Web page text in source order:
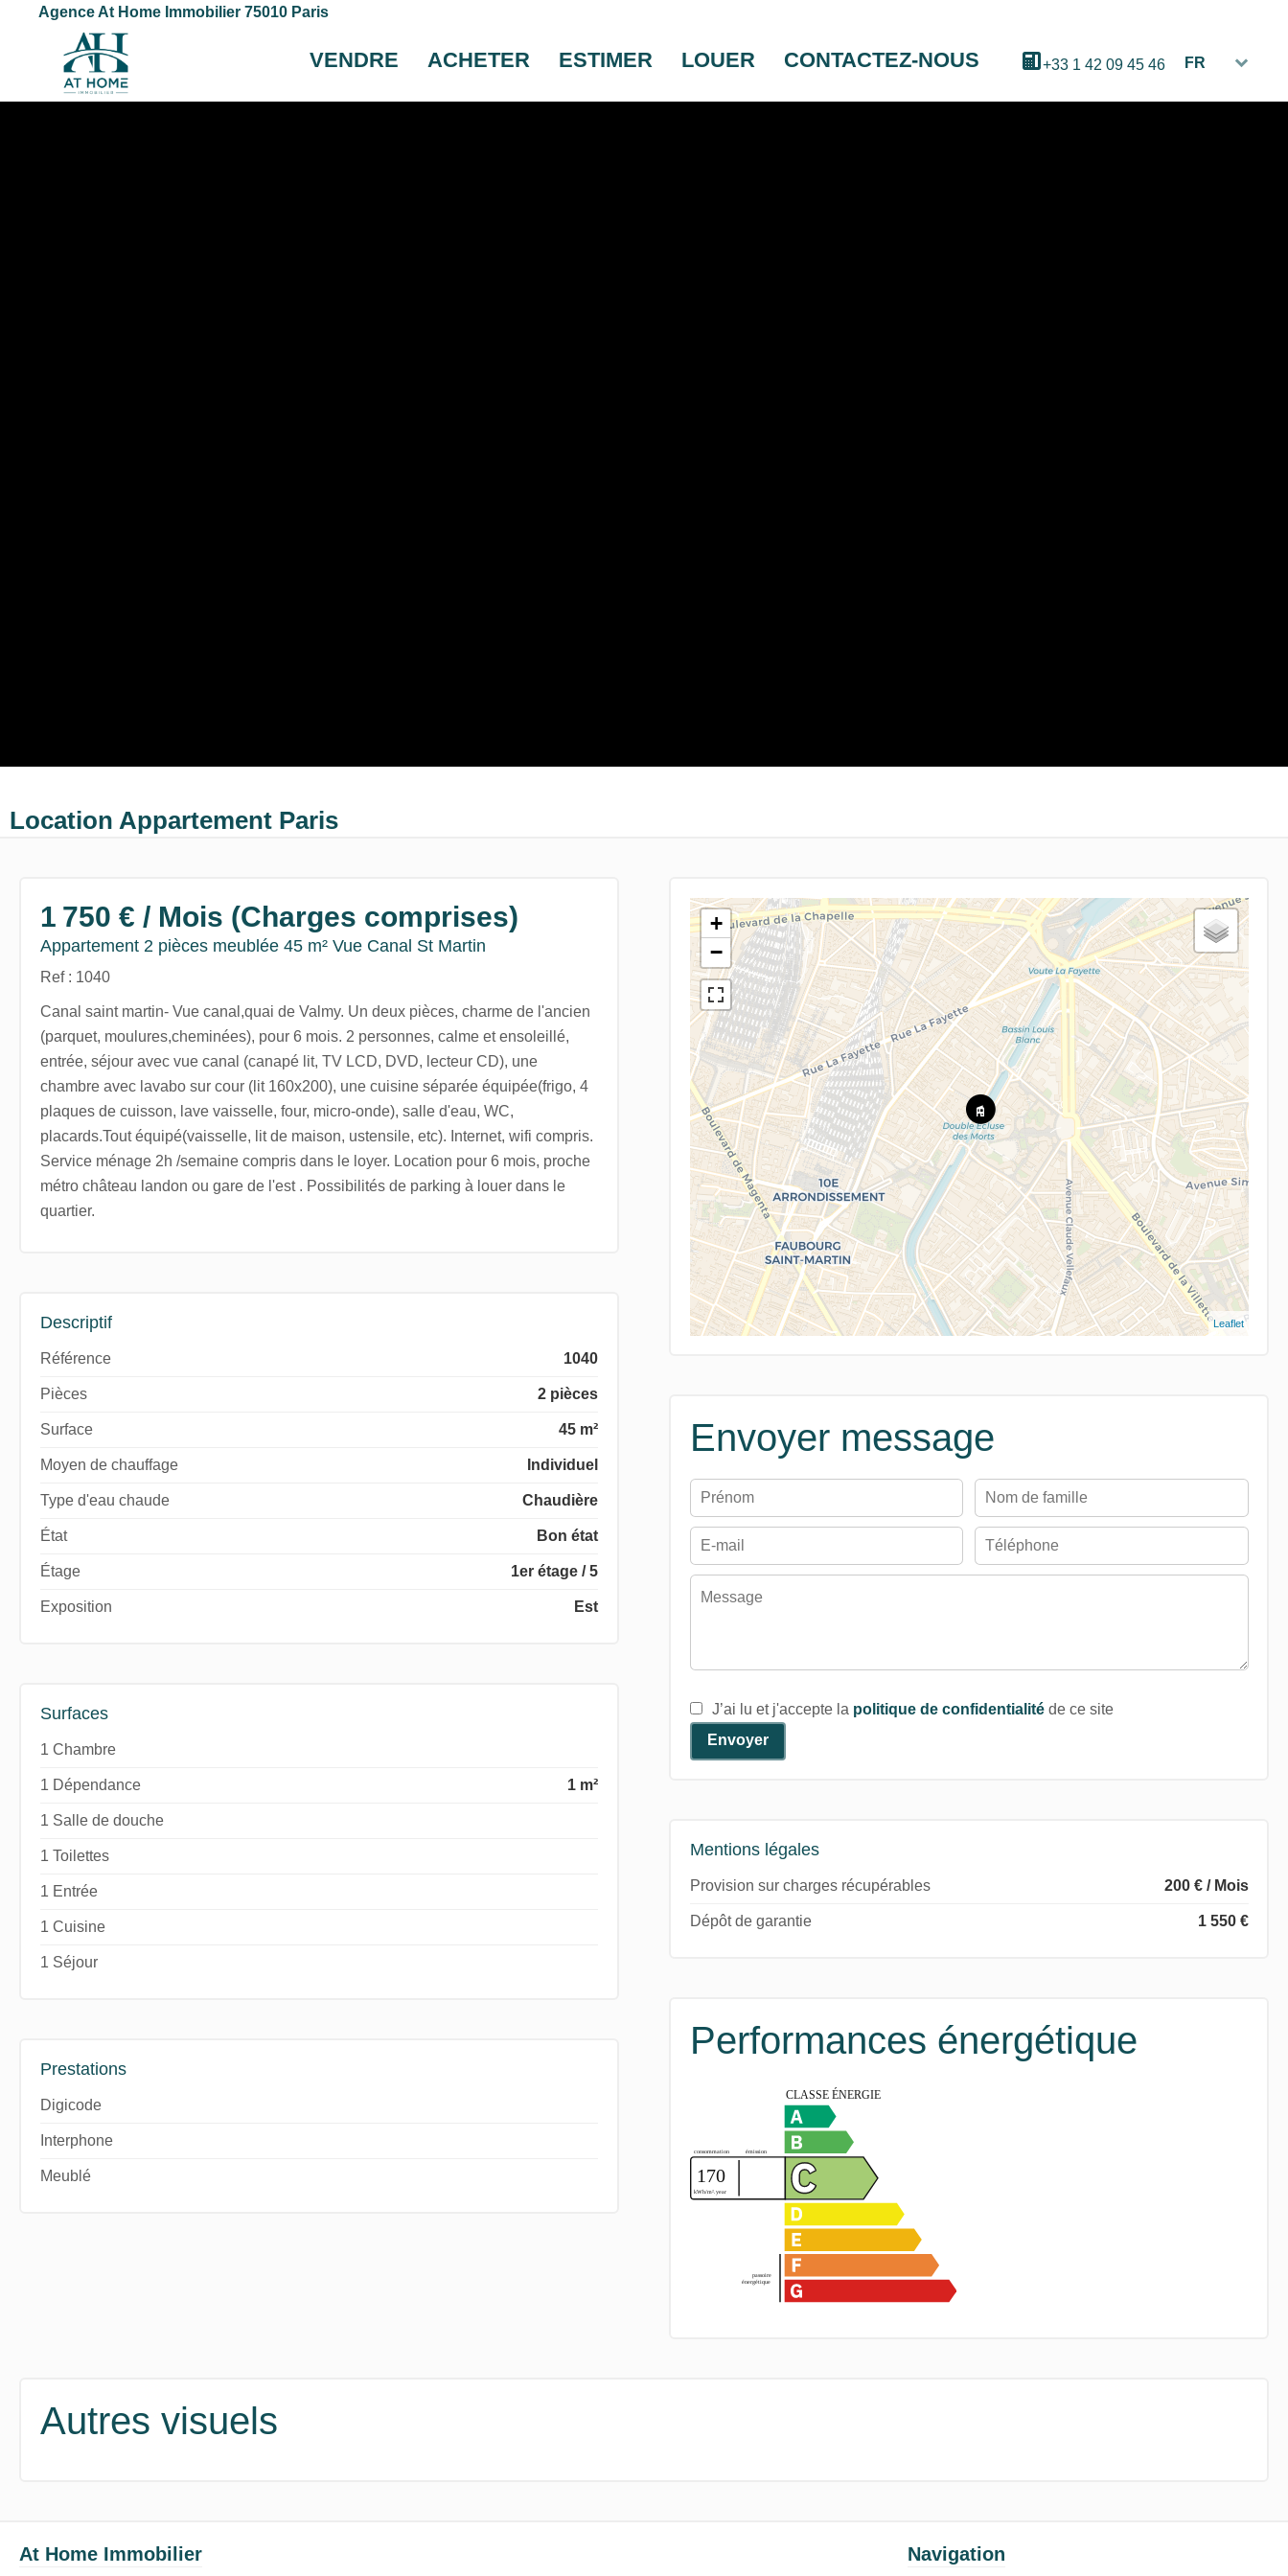
Agence At Home Immobilier 75010 Paris
VENDRE ACHETER ESTIMER LOUER CONTACTEZ-NOUS +33 1 42 09 45 46 FR
Location Appartement Paris
1 750 € / Mois (Charges comprises)
Appartement 2 pièces meublée 45 m² Vue Canal St Martin
Ref : 1040
Canal saint martin- Vue canal,quai de Valmy. Un deux pièces, charme de l'ancien
(parquet, moulures,cheminées), pour 6 mois. 2 personnes, calme et ensoleillé,
entrée, séjour avec vue canal (canapé lit, TV LCD, DVD, lecteur CD), une
chambre avec lavabo sur cour (lit 160x200), une cuisine séparée équipée(frigo, 4
plaques de cuisson, lave vaisselle, four, micro-onde), salle d'eau, WC,
placards.Tout équipé(vaisselle, lit de maison, ustensile, etc). Internet, wifi compris.
Service ménage 2h /semaine compris dans le loyer. Location pour 6 mois, proche
métro château landon ou gare de l'est . Possibilités de parking à louer dans le
quartier.
Descriptif
Référence 1040
Pièces 2 pièces
Surface 45 m²
Moyen de chauffage Individuel
Type d'eau chaude Chaudière
État Bon état
Étage 1er étage / 5
Exposition Est
Surfaces
1 Chambre
1 Dépendance 1 m²
1 Salle de douche
1 Toilettes
1 Entrée
1 Cuisine
1 Séjour
Prestations
Digicode
Interphone
Meublé
+
−
Leaflet
Envoyer message
J’ai lu et j'accepte la politique de confidentialitéde ce site
Envoyer
Mentions légales
Provision sur charges récupérables 200 € / Mois
Dépôt de garantie 1 550 €
Performances énergétique
Autres visuels
At Home Immobilier Navigation